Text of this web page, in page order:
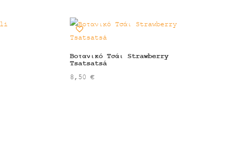
Βοτανικό Τσάι Strawberry
Tsatsatsá
8,50 €